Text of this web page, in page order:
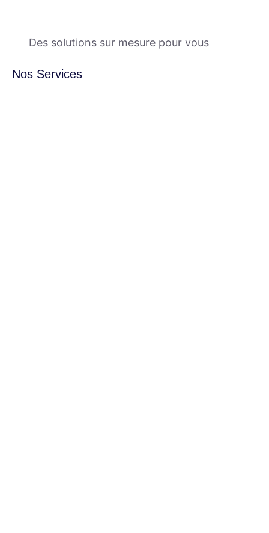
Des solutions sur mesure pour vous
Nos Services